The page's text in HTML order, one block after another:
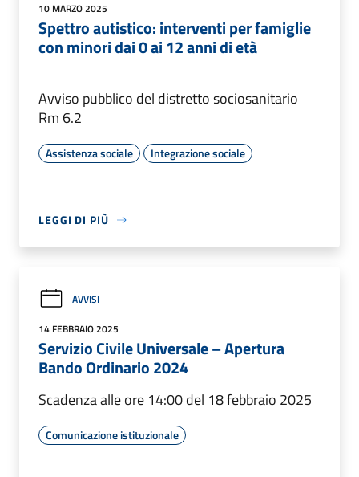
10 MARZO 2025
Spettro autistico: interventi per famiglie
con minori dai 0 ai 12 anni di età
Avviso pubblico del distretto sociosanitario
Rm 6.2
Assistenza sociale Integrazione sociale
LEGGI DI PIÙ
AVVISI
14 FEBBRAIO 2025
Servizio Civile Universale – Apertura
Bando Ordinario 2024
Scadenza alle ore 14:00 del 18 febbraio 2025
Comunicazione istituzionale